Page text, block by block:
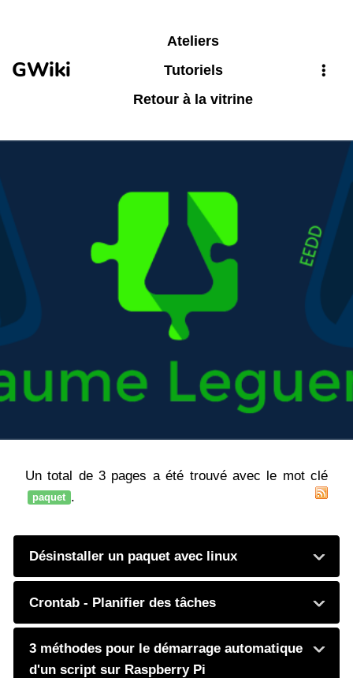
GWiki
Ateliers
Tutoriels
Retour à la vitrine
Un total de 3 pages a été trouvé avec le mot clé
paquet .
Désinstaller un paquet avec linux
Crontab - Planifier des tâches
3 méthodes pour le démarrage automatique
d'un script sur Raspberry Pi